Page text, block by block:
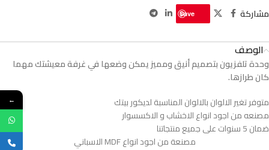
مشاركة
Save
الوصف
وحدة تلفزيون بتصميم أنيق ومميز يمكن وضعها في غرفة معيشتك مهما
كان طرازها.
متوفر تغير الالوان بالالوان المناسبة لديكور بيتك
مصنعه من اجود انواع الاخشاب و الاكسسوار
ضمان 5 سنوات على جميع منتجاتنا
مصنعة من اجود انواع MDF الاسباني
←